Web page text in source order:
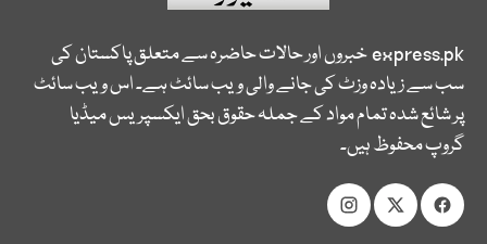
express.pkخبروں اور حالات حاضرہ سے متعلق پاکستان کی
سب سے زیادہ وزٹ کی جانے والی ویب سائٹ ہے۔ اس ویب سائٹ
پر شائع شدہ تمام مواد کے جملہ حقوق بحق ایکسپریس میڈیا
گروپ محفوظ ہیں۔